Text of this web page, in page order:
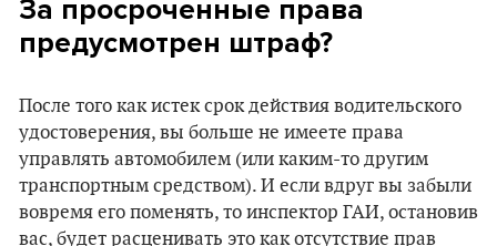
За просроченные права
предусмотрен штраф?
После того как истек срок действия водительского
удостоверения, вы больше не имеете права
управлять автомобилем (или каким-то другим
транспортным средством). И если вдруг вы забыли
вовремя его поменять, то инспектор ГАИ, остановив
вас, будет расценивать это как отсутствие прав